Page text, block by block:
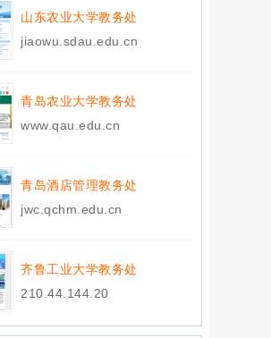
山东农业大学教务处
jiaowu.sdau.edu.cn
青岛农业大学教务处
www.qau.edu.cn
青岛酒店管理教务处
jwc.qchm.edu.cn
齐鲁工业大学教务处
210.44.144.20